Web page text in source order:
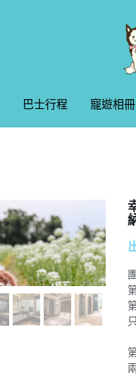
巴士行程 寵遊相冊
巴士行程 寵遊相冊